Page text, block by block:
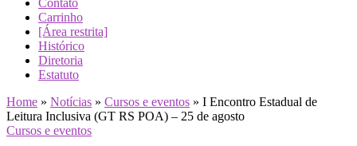
Contato
Carrinho
[Área restrita]
Histórico
Diretoria
Estatuto
Home » Notícias » Cursos e eventos » I Encontro Estadual de
Leitura Inclusiva (GT RS POA) – 25 de agosto
Cursos e eventos